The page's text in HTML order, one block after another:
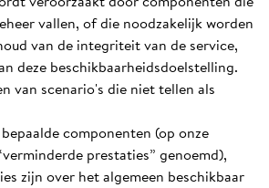
vallen, of die noodzakelijk worden
van de integriteit van de service,
deze beschikbaarheidsdoelstelling.
van scenario's die niet tellen als
componenten (op onze
prestaties” genoemd),
zijn over het algemeen beschikbaar